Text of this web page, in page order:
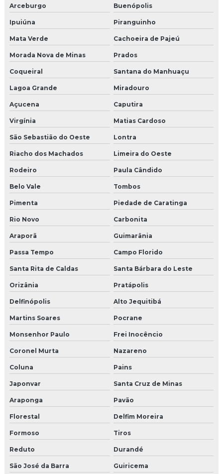
Arceburgo Buenópolis
Ipuiúna Piranguinho
Mata Verde Cachoeira de Pajeú
Morada Nova de Minas Prados
Coqueiral Santana do Manhuaçu
Lagoa Grande Miradouro
Açucena Caputira
Virgínia Matias Cardoso
São Sebastião do Oeste Lontra
Riacho dos Machados Limeira do Oeste
Rodeiro Paula Cândido
Belo Vale Tombos
Pimenta Piedade de Caratinga
Rio Novo Carbonita
Araporã Guimarânia
Passa Tempo Campo Florido
Santa Rita de Caldas Santa Bárbara do Leste
Orizânia Pratápolis
Delfinópolis Alto Jequitibá
Martins Soares Pocrane
Monsenhor Paulo Frei Inocêncio
Coronel Murta Nazareno
Coluna Pains
Japonvar Santa Cruz de Minas
Araponga Pavão
Florestal Delfim Moreira
Formoso Tiros
Reduto Durandé
São José da Barra Guiricema